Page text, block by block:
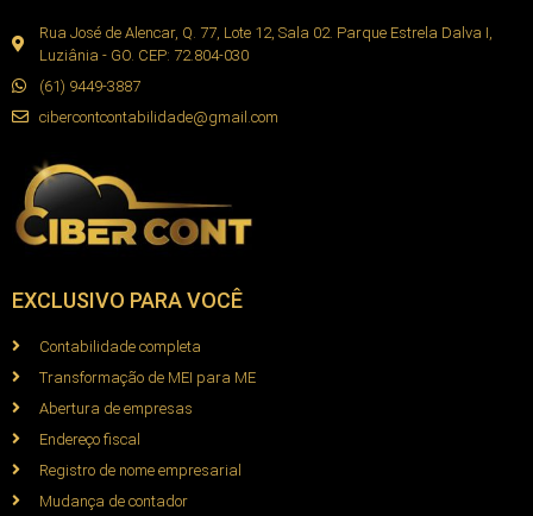
Rua José de Alencar, Q. 77, Lote 12, Sala 02. Parque Estrela Dalva I,
Luziânia - GO. CEP: 72.804-030
(61) 9449-3887
cibercontcontabilidade@gmail.com
EXCLUSIVO PARA VOCÊ
Contabilidade completa
Transformação de MEI para ME
Abertura de empresas
Endereço fiscal
Registro de nome empresarial
Mudança de contador